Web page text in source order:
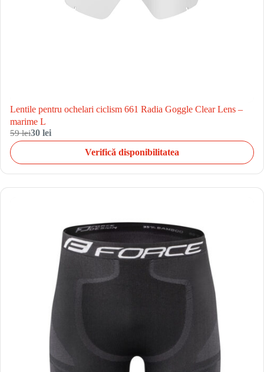
Lentile pentru ochelari ciclism 661 Radia Goggle Clear Lens –
marime L
59 lei30 lei
Verifică disponibilitatea